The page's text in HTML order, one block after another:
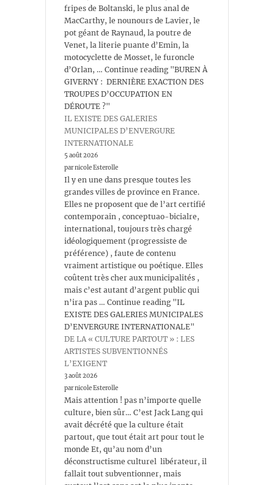
fripes de Boltanski, le plus anal de
MacCarthy, le nounours de Lavier, le
pot géant de Raynaud, la poutre de
Venet, la literie puante d’Emin, la
motocyclette de Mosset, le furoncle
d’Orlan, … Continue reading "BUREN À
GIVERNY : DERNIÈRE EXACTION DES
TROUPES D’OCCUPATION EN
DÉROUTE ?"
IL EXISTE DES GALERIES
MUNICIPALES D’ENVERGURE
INTERNATIONALE
5 août 2026
par nicole Esterolle
Il y en une dans presque toutes les
grandes villes de province en France.
Elles ne proposent que de l’art certifié
contemporain , conceptuao-bicialre,
international, toujours très chargé
idéologiquement (progressiste de
préférence) , faute de contenu
vraiment artistique ou poétique. Elles
coûtent très cher aux municipalités ,
mais c’est autant d’argent public qui
n’ira pas … Continue reading "IL
EXISTE DES GALERIES MUNICIPALES
D’ENVERGURE INTERNATIONALE"
DE LA « CULTURE PARTOUT » : LES
ARTISTES SUBVENTIONNÉS
L’EXIGENT
3 août 2026
par nicole Esterolle
Mais attention ! pas n’importe quelle
culture, bien sûr… C’est Jack Lang qui
avait décrété que la culture était
partout, que tout était art pour tout le
monde Et, qu’au nom d’un
déconstructisme culturel libérateur, il
fallait tout subventionner, mais